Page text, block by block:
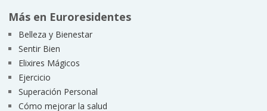
Más en Euroresidentes
Belleza y Bienestar
Sentir Bien
Elixires Mágicos
Ejercicio
Superación Personal
Cómo mejorar la salud